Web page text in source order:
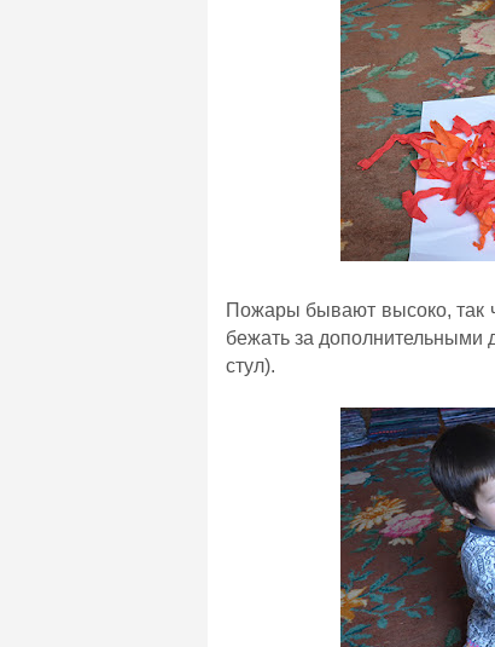
Пожары бывают высоко, так
бежать за дополнительными
стул).